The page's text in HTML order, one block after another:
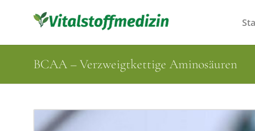
BCAA – Verzweigtkettige Aminosäuren